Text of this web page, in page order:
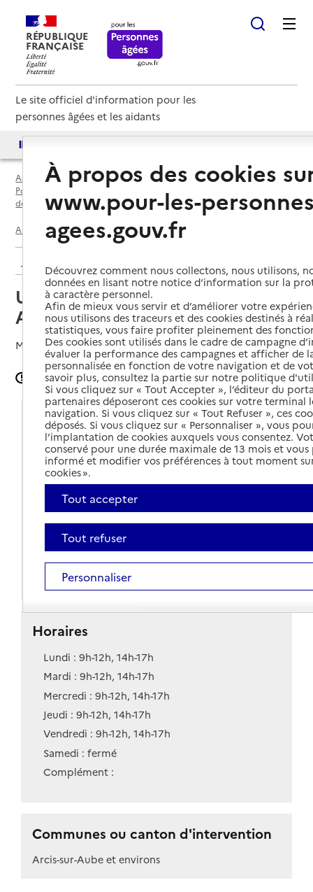
RÉPUBLIQUE
FRANÇAISE
Le site officiel d'information pour les
personnes âgées et les aidants
Accueil
Espace annuaire
Points d'information locaux dédiés aux personnes âgées par
département
Aube (10) Arcis-sur-Aube Unité Autonomie d'Arcis-sur-Aube
Unité Autonomie d'Arcis-sur-
Aube
Mis à jour le02/05/2024
Signaler une erreur
Coordonnées
Adresse
5bis rue de la Marine - Centre médico-social du
département
10700-Arcis-sur-Aube
Voir itinéraire
Contact
Site internet
Horaires
Lundi : 9h-12h, 14h-17h
Mardi : 9h-12h, 14h-17h
Mercredi : 9h-12h, 14h-17h
Jeudi : 9h-12h, 14h-17h
Vendredi : 9h-12h, 14h-17h
Samedi : fermé
Complément :
Communes ou canton d'intervention
Arcis-sur-Aube et environs
À propos des cookies
www.pour-les-
agees.gouv.fr
Découvrez comment nous collectons, nous utilisons,
données en lisant notre notice d’information sur la
à caractère personnel.
Afin de mieux vous servir et d’améliorer votre
nous utilisons des traceurs et des cookies destinés à
statistiques, vous faire profiter pleinement des
Des cookies sont utilisés dans le cadre de campagne
évaluer la performance des campagnes et afficher de
personnalisée en fonction de votre navigation et de
savoir plus, consultez la partie sur notre politique
Si vous cliquez sur « Tout Accepter », l’éditeur du
partenaires déposeront ces cookies sur votre terminal
navigation. Si vous cliquez sur « Tout Refuser », ces
déposés. Si vous cliquez sur « Personnaliser », vous
l’implantation de cookies auxquels vous consentez.
conservé pour une durée maximale de 13 mois et
informé et modifier vos préférences à tout moment
cookies ».
Tout accepter
Tout refuser
Personnaliser